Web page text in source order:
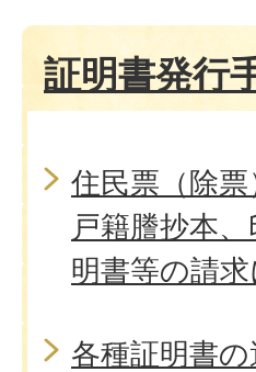
証明書発行
住民票（除票
戸籍謄抄本
明書等の請
各種証明書